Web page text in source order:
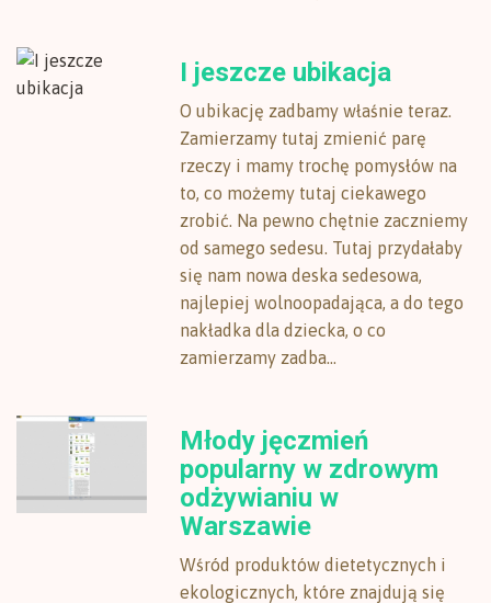
I jeszcze ubikacja
O ubikację zadbamy właśnie teraz.
Zamierzamy tutaj zmienić parę
rzeczy i mamy trochę pomysłów na
to, co możemy tutaj ciekawego
zrobić. Na pewno chętnie zaczniemy
od samego sedesu. Tutaj przydałaby
się nam nowa deska sedesowa,
najlepiej wolnoopadająca, a do tego
nakładka dla dziecka, o co
zamierzamy zadba...
Młody jęczmień
popularny w zdrowym
odżywianiu w
Warszawie
Wśród produktów dietetycznych i
ekologicznych, które znajdują się